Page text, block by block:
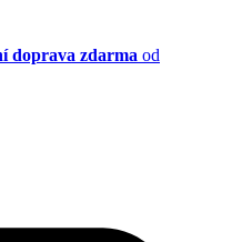
doprava zdarma od